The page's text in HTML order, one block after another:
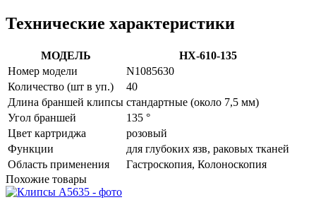
Технические характеристики
МОДЕЛЬ
HX-610-135
Номер модели
N1085630
Количество (шт в уп.)
40
Длина браншей клипсы стандартные (около 7,5 мм)
Угол браншей
135 °
Цвет картриджа
розовый
Функции
для глубоких язв, раковых тканей
Область применения
Гастроскопия, Колоноскопия
Похожие товары